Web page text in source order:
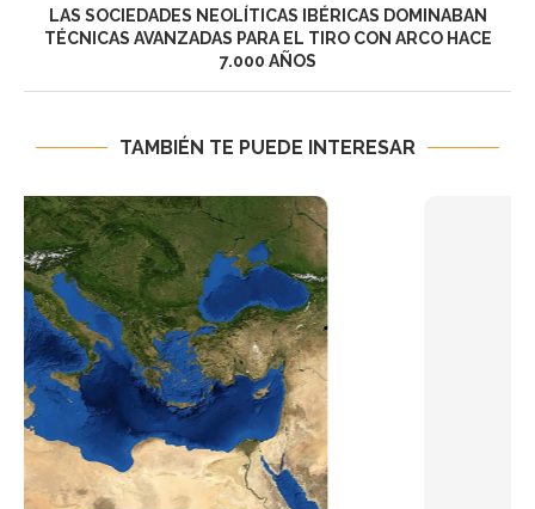
LAS SOCIEDADES NEOLÍTICAS IBÉRICAS DOMINABAN
TÉCNICAS AVANZADAS PARA EL TIRO CON ARCO HACE
7.000 AÑOS
TAMBIÉN TE PUEDE INTERESAR